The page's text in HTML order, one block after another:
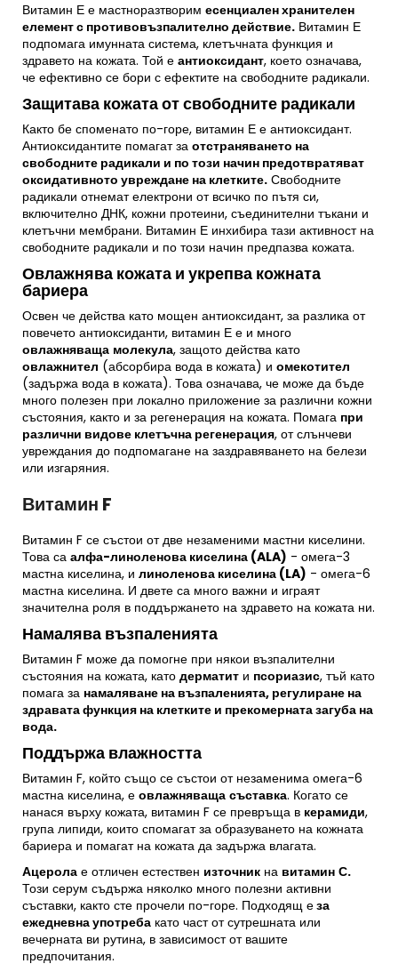
Витамин Е е мастноразтворим есенциален хранителен
елемент с противовъзпалително действие. Витамин Е
подпомага имунната система, клетъчната функция и
здравето на кожата. Той е антиоксидант, което означава,
че ефективно се бори с ефектите на свободните радикали.
Защитава кожата от свободните радикали
Както бе споменато по-горе, витамин Е е антиоксидант.
Антиоксидантите помагат за отстраняването на
свободните радикали и по този начин предотвратяват
оксидативното увреждане на клетките. Свободните
радикали отнемат електрони от всичко по пътя си,
включително ДНК, кожни протеини, съединителни тъкани и
клетъчни мембрани. Витамин Е инхибира тази активност на
свободните радикали и по този начин предпазва кожата.
Овлажнява кожата и укрепва кожната
бариера
Освен че действа като мощен антиоксидант, за разлика от
повечето антиоксиданти, витамин Е е и много
овлажняваща молекула, защото действа като
овлажнител (абсорбира вода в кожата) и омекотител
(задържа вода в кожата). Това означава, че може да бъде
много полезен при локално приложение за различни кожни
състояния, както и за регенерация на кожата. Помага при
различни видове клетъчна регенерация, от слънчеви
увреждания до подпомагане на заздравяването на белези
или изгаряния.
Витамин F
Витамин F се състои от две незаменими мастни киселини.
Това са алфа-линоленова киселина (ALA) - омега-3
мастна киселина, и линоленова киселина (LA) - омега-6
мастна киселина. И двете са много важни и играят
значителна роля в поддържането на здравето на кожата ни.
Намалява възпаленията
Витамин F може да помогне при някои възпалителни
състояния на кожата, като дерматит и псориазис, тъй като
помага за намаляване на възпаленията, регулиране на
здравата функция на клетките и прекомерната загуба на
вода.
Поддържа влажността
Витамин F, който също се състои от незаменима омега-6
мастна киселина, е овлажняваща съставка. Когато се
нанася върху кожата, витамин F се превръща в керамиди,
група липиди, които спомагат за образуването на кожната
бариера и помагат на кожата да задържа влагата.
Ацерола е отличен естествен източник на витамин С.
Този серум съдържа няколко много полезни активни
съставки, както сте прочели по-горе. Подходящ еза
ежедневна употреба като част от сутрешната или
вечерната ви рутина, в зависимост от вашите
предпочитания.